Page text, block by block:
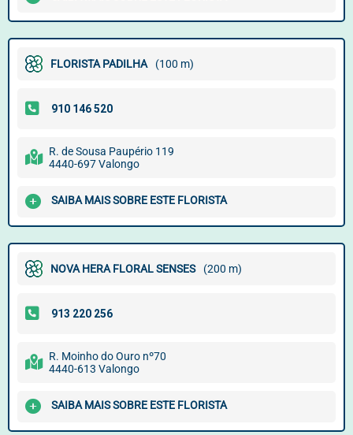
FLORISTA PADILHA (100 m)
R. de Sousa Paupério 119
4440-697 Valongo
SAIBA MAIS SOBRE ESTE FLORISTA
NOVA HERA FLORAL SENSES (200 m)
R. Moinho do Ouro nº70
4440-613 Valongo
SAIBA MAIS SOBRE ESTE FLORISTA